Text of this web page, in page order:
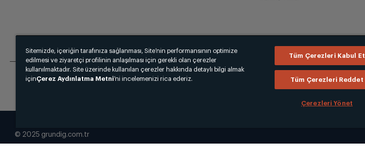
© 2025 grundig.com.tr
Sitemizde, içeriğin tarafınıza sağlanması, Site’nin performansının optimize
edilmesi ve ziyaretçi profilinin anlaşılması için gerekli olan çerezler
kullanılmaktadır. Site üzerinde kullanılan çerezler hakkında detaylı bilgi almak
içinÇerez Aydınlatma Metni’ni incelemenizi rica ederiz.
Tüm Çerezleri Kabul Et
Tüm Çerezleri Reddet
Çerezleri Yönet